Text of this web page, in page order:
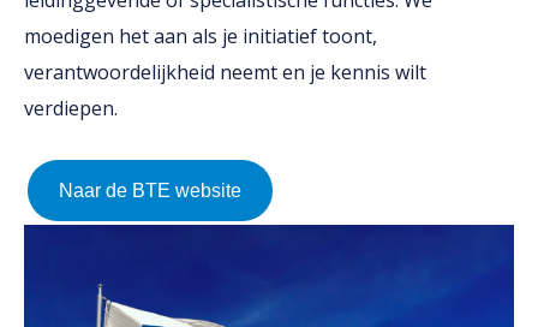
moedigen het aan als je initiatief toont,
verantwoordelijkheid neemt en je kennis wilt
verdiepen.
Naar de BTE website